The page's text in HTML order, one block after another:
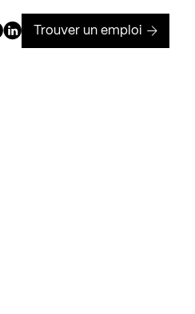
de recherche
de Kollectif
Instagram de Kollectif
Page Linkedin de Kollectif
Trouver un emploi